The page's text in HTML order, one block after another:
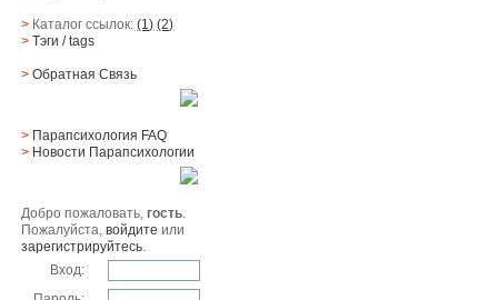
> Каталог ссылок:(1) (2)
> Тэги/ tags
> Обратная Cвязь
> Парапсихология FAQ
> Новости Парапсихологии
Добро пожаловать,гость.
Пожалуйста,войдите или
зарегистрируйтесь.
Вход: